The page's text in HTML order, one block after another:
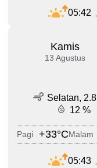
05:42
Kamis
13 Agustus
Selatan,
12 %
Pagi +33°CMalam
05:43